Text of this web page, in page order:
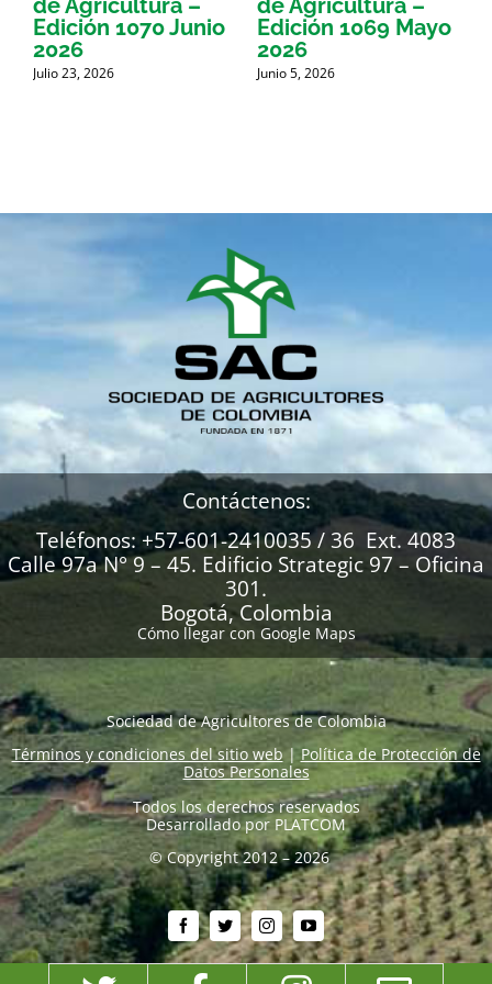
de Agricultura –
Edición 1070 Junio
2026
Julio 23, 2026
de Agricultura –
Edición 1069 Mayo
2026
Junio 5, 2026
Contáctenos:
Teléfonos: +57-601-2410035 / 36 Ext. 4083
Calle 97a N° 9 – 45. Edificio Strategic 97 – Oficina
301.
Bogotá, Colombia
Cómo llegar con Google Maps
Sociedad de Agricultores de Colombia
Términos y condiciones del sitio web|Política de Protección de
Datos Personales
Todos los derechos reservados
Desarrollado por PLATCOM
© Copyright 2012 – 2026